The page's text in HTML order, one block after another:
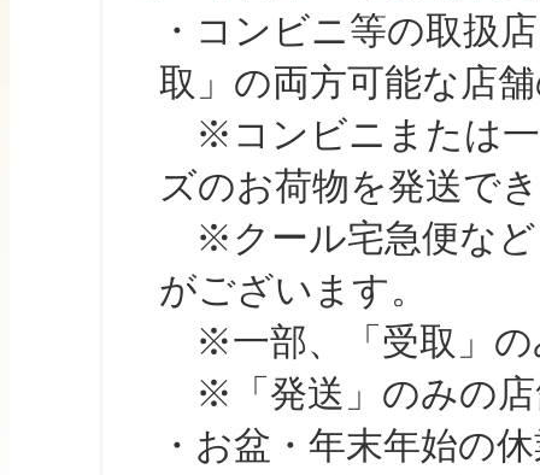
・コンビニ等の取扱
取」の両方可能な店
※コンビニまたは一
ズのお荷物を発送で
※クール宅急便など
がございます。
※一部、「受取」の
※「発送」のみの店
・お盆・年末年始の